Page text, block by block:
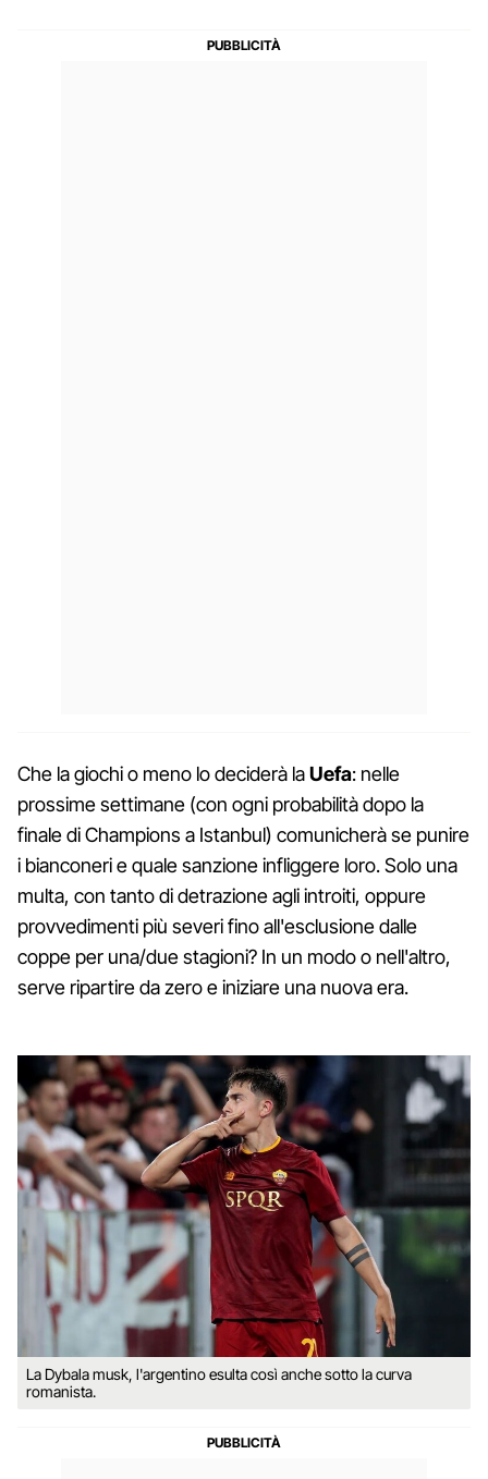
Che la giochi o meno lo deciderà laUefa: nelle
prossime settimane (con ogni probabilità dopo la
finale di Champions a Istanbul) comunicherà se punire
i bianconeri e quale sanzione infliggere loro. Solo una
multa, con tanto di detrazione agli introiti, oppure
provvedimenti più severi fino all'esclusione dalle
coppe per una/due stagioni? In un modo o nell'altro,
serve ripartire da zero e iniziare una nuova era.
La Dybala musk, l'argentino esulta così anche sotto la curva
romanista.